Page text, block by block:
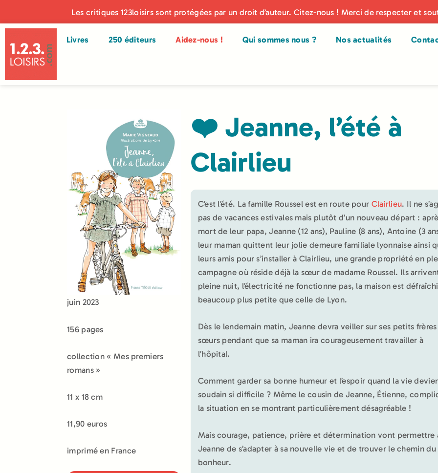
Les critiques 123loisirs sont protégées par un droit d’auteur. Citez-nous ! Merci de respecter et
Livres 250 éditeurs Aidez-nous ! Qui sommes nous ? Nos actualités
juin 2023
156 pages
collection « Mes premiers
romans »
11 x 18 cm
11,90 euros
imprimé en France
❤️ Jeanne, l’été à
Clairlieu
C’est l’été. La famille Roussel est en route pour Clairlieu. Il ne
pas de vacances estivales mais plutôt d’un nouveau départ :
mort de leur papa, Jeanne (12 ans), Pauline (8 ans), Antoine (3
leur maman quittent leur jolie demeure familiale lyonnaise ainsi
leurs amis pour s’installer à Clairlieu, une grande propriété en
campagne où réside déjà la sœur de madame Roussel. Ils
pleine nuit, l’électricité ne fonctionne pas, la maison est
beaucoup plus petite que celle de Lyon.
Dès le lendemain matin, Jeanne devra veiller sur ses petits
sœurs pendant que sa maman ira courageusement travailler à
l’hôpital.
Comment garder sa bonne humeur et l’espoir quand la vie
soudain si difficile ? Même le cousin de Jeanne, Étienne,
la situation en se montrant particulièrement désagréable !
Mais courage, patience, prière et détermination vont permettre
Jeanne de s’adapter à sa nouvelle vie et de trouver le chemin du
bonheur.